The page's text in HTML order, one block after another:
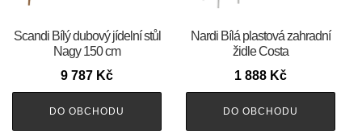
Scandi Bílý dubový jídelní stůl
Nagy 150 cm
9 787 Kč
DO OBCHODU
Nardi Bílá plastová zahradní
židle Costa
1 888 Kč
DO OBCHODU